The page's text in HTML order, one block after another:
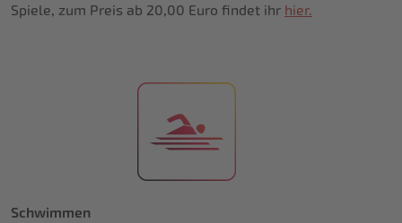
Spiele, zum Preis ab 20,00 Euro findet ihr hier.
Schwimmen